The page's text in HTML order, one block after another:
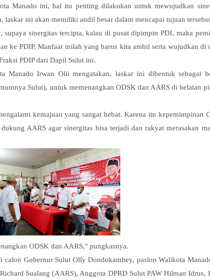
Manado ini, hal itu penting dilakukan untuk mewujudkan
laskar ini akan memiliki andil besar dalam mencapai tujuan
supaya sinergitas tercipta, kalau di pusat dipimpin PDI, maka
ke PDIP. Manfaat inilah yang harus kita ambil serta wujudkan di
PDIP dari Dapil Sulut ini.
Manado Irwan Olii mengatakan, laskar ini dibentuk sebagai
Sulut), untuk memenangkan ODSK dan AARS di helatan
kemajuan yang sangat hebat. Karena itu kepemimpinan
AARS agar sinergitas bisa terjadi dan rakyat merasakan
ODSK dan AARS," pungkasnya.
Gubernur Sulut Olly Dondokambey, paslon Walikota
Sualang (AARS), Anggota DPRD Sulut PAW Hilman Idrus,